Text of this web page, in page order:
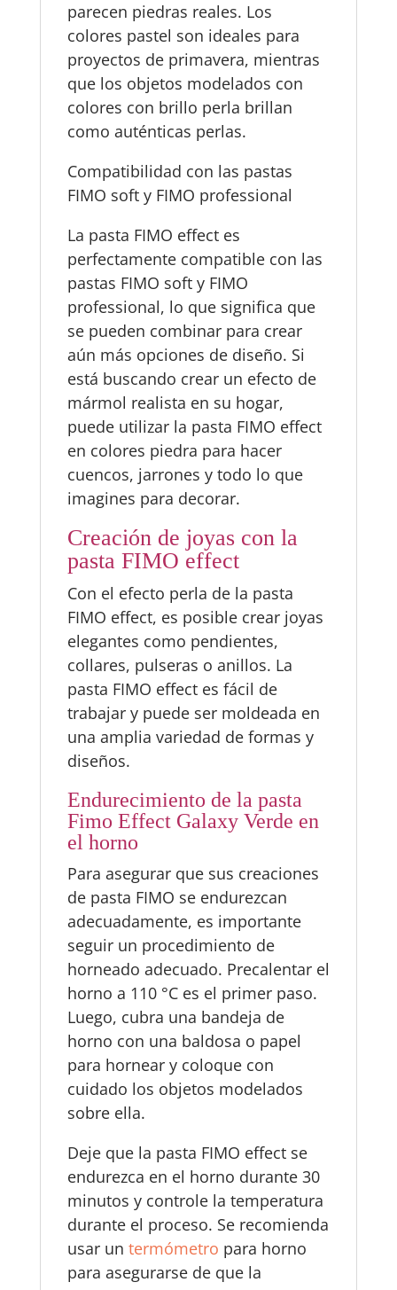
parecen piedras reales. Los
colores pastel son ideales para
proyectos de primavera, mientras
que los objetos modelados con
colores con brillo perla brillan
como auténticas perlas.
Compatibilidad con las pastas
FIMO soft y FIMO professional
La pasta FIMO effect es
perfectamente compatible con las
pastas FIMO soft y FIMO
professional, lo que significa que
se pueden combinar para crear
aún más opciones de diseño. Si
está buscando crear un efecto de
mármol realista en su hogar,
puede utilizar la pasta FIMO effect
en colores piedra para hacer
cuencos, jarrones y todo lo que
imagines para decorar.
Creación de joyas con la
pasta FIMO effect
Con el efecto perla de la pasta
FIMO effect, es posible crear joyas
elegantes como pendientes,
collares, pulseras o anillos. La
pasta FIMO effect es fácil de
trabajar y puede ser moldeada en
una amplia variedad de formas y
diseños.
Endurecimiento de la pasta
Fimo Effect Galaxy Verde en
el horno
Para asegurar que sus creaciones
de pasta FIMO se endurezcan
adecuadamente, es importante
seguir un procedimiento de
horneado adecuado. Precalentar el
horno a 110 °C es el primer paso.
Luego, cubra una bandeja de
horno con una baldosa o papel
para hornear y coloque con
cuidado los objetos modelados
sobre ella.
Deje que la pasta FIMO effect se
endurezca en el horno durante 30
minutos y controle la temperatura
durante el proceso. Se recomienda
usar un termómetro para horno
para asegurarse de que la